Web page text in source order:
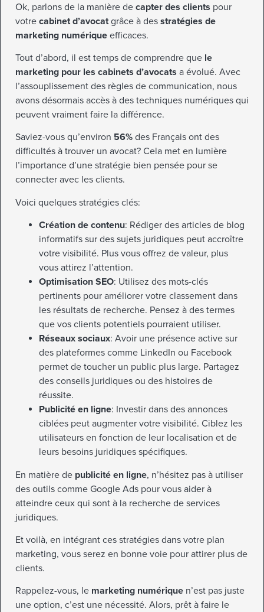
Ok, parlons de la manière de capter des clients pour
votre cabinet d’avocatgrâce à des stratégies de
marketing numérique efficaces.
Tout d’abord, il est temps de comprendre que le
marketing pour les cabinets d’avocats a évolué. Avec
l’assouplissement des règles de communication, nous
avons désormais accès à des techniques numériques qui
peuvent vraiment faire la différence.
Saviez-vous qu’environ 56% des Français ont des
difficultés à trouver un avocat? Cela met en lumière
l’importance d’une stratégie bien pensée pour se
connecter avec les clients.
Voici quelques stratégies clés:
Création de contenu: Rédiger des articles de blog
informatifs sur des sujets juridiques peut accroître
votre visibilité. Plus vous offrez de valeur, plus
vous attirez l’attention.
Optimisation SEO: Utilisez des mots-clés
pertinents pour améliorer votre classement dans
les résultats de recherche. Pensez à des termes
que vos clients potentiels pourraient utiliser.
Réseaux sociaux: Avoir une présence active sur
des plateformes comme LinkedIn ou Facebook
permet de toucher un public plus large. Partagez
des conseils juridiques ou des histoires de
réussite.
Publicité en ligne: Investir dans des annonces
ciblées peut augmenter votre visibilité. Ciblez les
utilisateurs en fonction de leur localisation et de
leurs besoins juridiques spécifiques.
En matière de publicité en ligne, n’hésitez pas à utiliser
des outils comme Google Ads pour vous aider à
atteindre ceux qui sont à la recherche de services
juridiques.
Et voilà, en intégrant ces stratégies dans votre plan
marketing, vous serez en bonne voie pour attirer plus de
clients.
Rappelez-vous, le marketing numérique n’est pas juste
une option, c’est une nécessité. Alors, prêt à faire le